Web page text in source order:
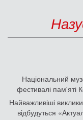
Національний
фестивалі пам'яті
Найважливіші
відбудуться